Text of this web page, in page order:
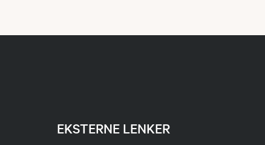
EKSTERNE LENKER